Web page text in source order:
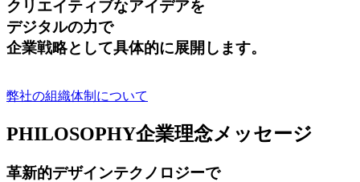
クリエイティブなアイデアを
デジタルの力で
企業戦略として具体的に展開します。
弊社の組織体制について
PHILOSOPHY企業理念メッセージ
革新的デザインテクノロジーで